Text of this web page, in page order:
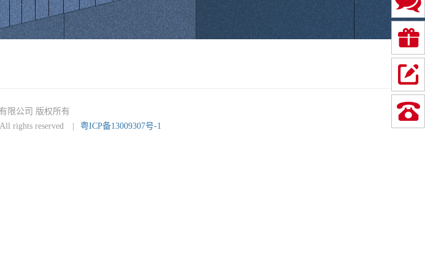
服务经验，代理国际国内近100家元器件、集成电路生产企业的产品，在国内及港台开设30个办事
无线互联、汽车电子、通讯系统、消费电子、工业控制、电源管理等十大领域。 CEAC整合产业
限公司 版权所有
rights reserved
粤ICP备13009307号-1